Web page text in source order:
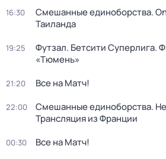
16:30
Смешанные единоборства.
Таиланда
19:25
Футзал. Бетсити Суперлига.
«Тюмень»
21:20 Все на Матч!
22:00
Смешанные единоборства.
Трансляция из Франции
00:30 Все на Матч!